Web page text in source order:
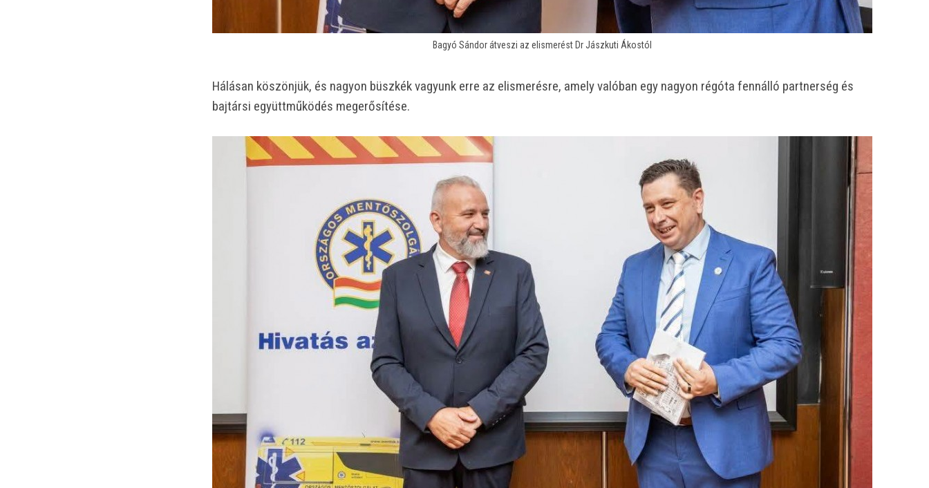
Bagyó Sándor átveszi az elismerést Dr Jászkuti Ákostól
Hálásan köszönjük, és nagyon büszkék vagyunk erre az elismerésre, amely valóban egy nagyon régóta fennálló partnerség és
bajtársi együttműködés megerősítése.